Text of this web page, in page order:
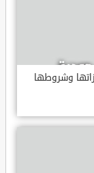
وشروطها